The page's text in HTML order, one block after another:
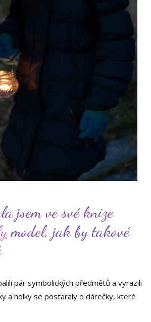
jsem ve své knize
model, jak by takové
pár symbolických předmětů a vyrazili
a holky se postaraly o dárečky, které